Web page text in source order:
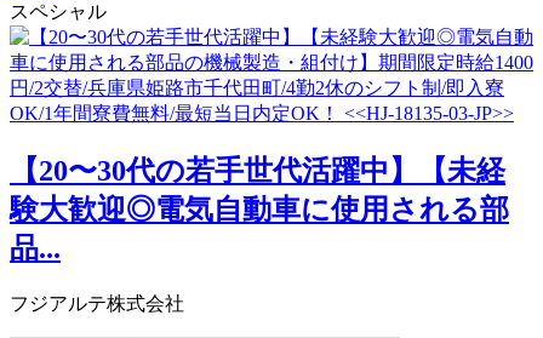
スペシャル
【20〜30代の若手世代活躍中】【未経
験大歓迎◎電気自動車に使用される部
品...
フジアルテ株式会社